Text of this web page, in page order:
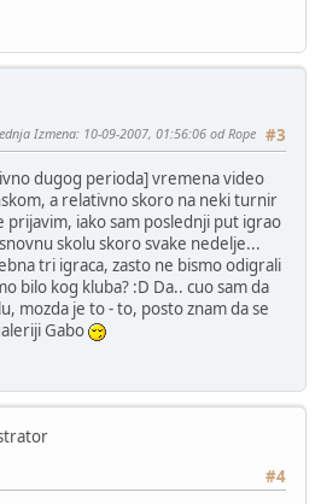
#3
Izmena: 10-09-2007, 01:56:06 od Rope
dugog perioda] vremena video
a relativno skoro na neki turnir
prijavim, iako sam poslednji put igrao
skolu skoro svake nedelje...
tri igraca, zasto ne bismo odigrali
bilo kog kluba? :D Da.. cuo sam da
mozda je to - to, posto znam da se
Gabo
#4